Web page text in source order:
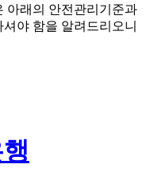
아래의 안전관리기준과
야 함을 알려드리오니